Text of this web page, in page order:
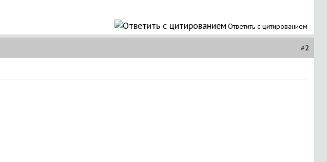
Ответить с цитированием
#2